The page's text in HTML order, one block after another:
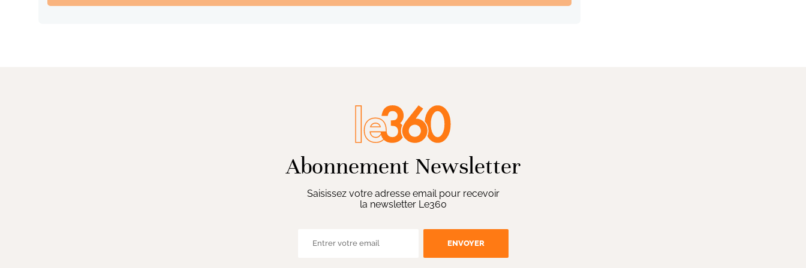
Abonnement Newsletter
Saisissez votre adresse email pour recevoir
la newsletter Le360
ENVOYER